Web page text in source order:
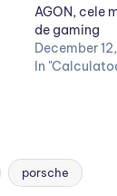
AGON, cele
de gaming
December
In
porsche